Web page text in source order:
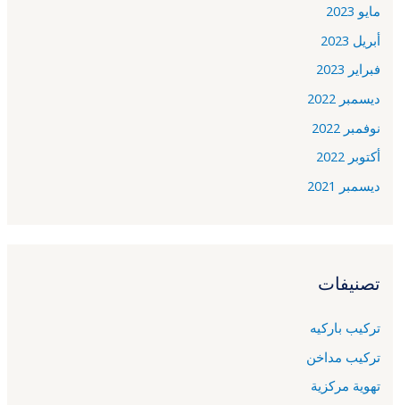
مايو 2023
أبريل 2023
فبراير 2023
ديسمبر 2022
نوفمبر 2022
أكتوبر 2022
ديسمبر 2021
تصنيفات
تركيب باركيه
تركيب مداخن
تهوية مركزية